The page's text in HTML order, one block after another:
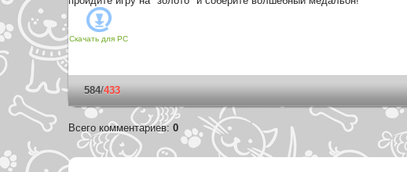
Скачать для PC
584/433
Всего комментариев: 0